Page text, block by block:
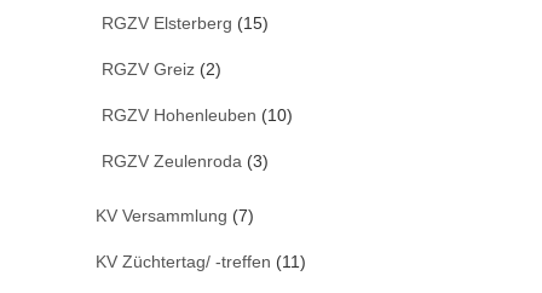
RGZV Elsterberg (15)
RGZV Greiz (2)
RGZV Hohenleuben (10)
RGZV Zeulenroda (3)
KV Versammlung (7)
KV Züchtertag/ -treffen (11)